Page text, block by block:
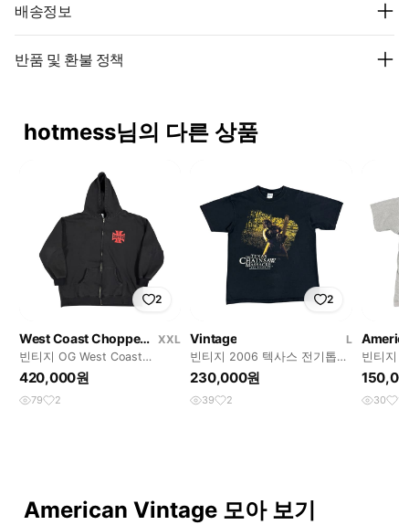
배송정보
반품 및 환불 정책
hotmess님의 다른 상품
2
West Coast Choppers
XXL
빈티지 OG West Coast
Choppers 웨스트코스트차퍼
스 후드집
420,000원
79 2
2
Vintage
L
빈티지 2006 텍사스 전기톱
연쇄살인사건 영화 프로모 티
셔츠
230,000원
39 2
빈티지
찌 박스
30 1
American Vintage 모아 보기